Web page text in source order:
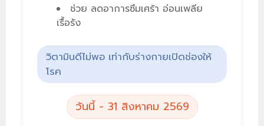
ช่วย ลดอาการซึมเศร้า อ่อนเพลีย
เรื้อรัง
วิตามินดีไม่พอ เท่ากับร่างกายเปิดช่องให้
โรค
วันนี้ - 31 สิงหาคม 2569